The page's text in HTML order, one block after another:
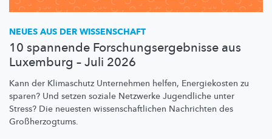
NEUES AUS DER WISSENSCHAFT
10 spannende Forschungsergebnisse aus
Luxemburg – Juli 2026
Kann der Klimaschutz Unternehmen helfen, Energiekosten zu
sparen? Und setzen soziale Netzwerke Jugendliche unter
Stress? Die neuesten wissenschaftlichen Nachrichten des
Großherzogtums.